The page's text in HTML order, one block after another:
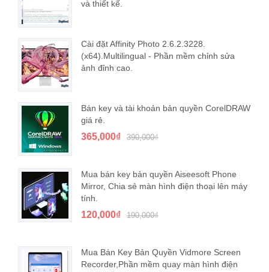
và thiết kế.
Cài đặt Affinity Photo 2.6.2.3228.
(x64).Multilingual - Phần mềm chỉnh sửa
ảnh đỉnh cao.
Bán key và tài khoản bản quyền CorelDRAW
giá rẻ.
365,000₫ 390,000₫
Mua bán key bản quyền Aiseesoft Phone
Mirror, Chia sẻ màn hình điện thoại lên máy
tính.
120,000₫ 190,000₫
Mua Bán Key Bản Quyền Vidmore Screen
Recorder,Phần mềm quay màn hình điện